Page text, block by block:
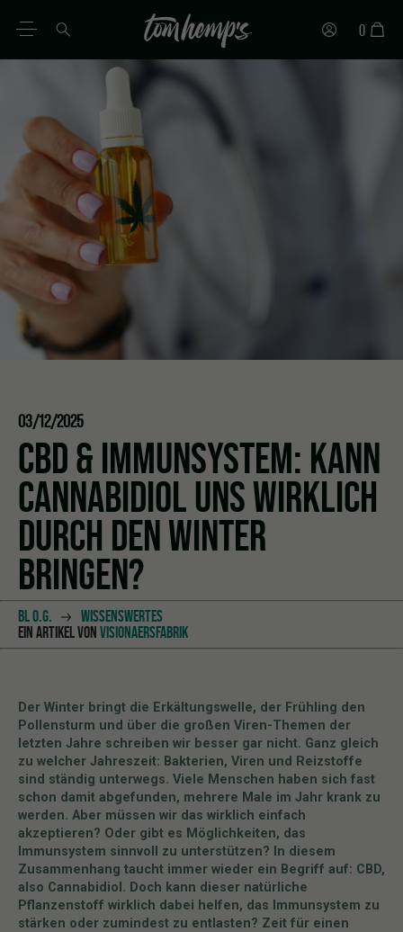
0
03/12/2025
CBD & IMMUNSYSTEM: KANN
CANNABIDIOL UNS WIRKLICH
DURCH DEN WINTER
BRINGEN?
BL O.G.
WISSENSWERTES
EIN ARTIKEL VONVISIONAERSFABRIK
Der Winter bringt die Erkältungswelle, der Frühling den
Pollensturm und über die großen Viren-Themen der
letzten Jahre schreiben wir besser gar nicht. Ganz gleich
zu welcher Jahreszeit: Bakterien, Viren und Reizstoffe
sind ständig unterwegs. Viele Menschen haben sich fast
schon damit abgefunden, mehrere Male im Jahr krank zu
werden. Aber müssen wir das wirklich einfach
akzeptieren? Oder gibt es Möglichkeiten, das
Immunsystem sinnvoll zu unterstützen? In diesem
Zusammenhang taucht immer wieder ein Begriff auf: CBD,
also Cannabidiol. Doch kann dieser natürliche
Pflanzenstoff wirklich dabei helfen, das Immunsystem zu
stärken oder zumindest zu entlasten? Zeit für einen